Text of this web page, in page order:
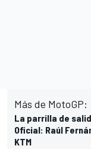
Más de MotoGP:
La parrilla de
Oficial: Raúl
KTM